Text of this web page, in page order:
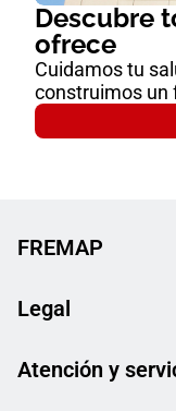
Descubre
ofrece
Cuidamos tu
construimos un
FREMAP
Legal
Atención y